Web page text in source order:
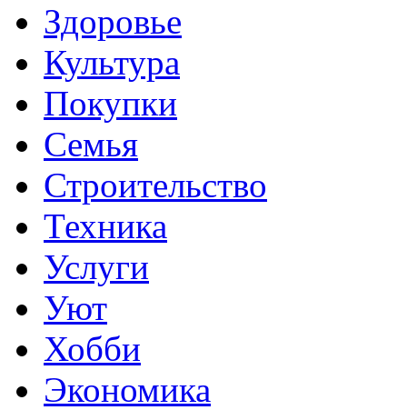
Здоровье
Культура
Покупки
Семья
Строительство
Техника
Услуги
Уют
Хобби
Экономика